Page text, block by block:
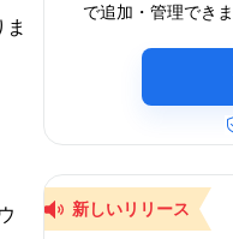
で追加・管理できま
新しいリリース